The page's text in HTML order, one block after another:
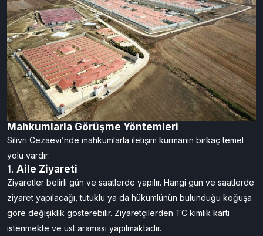
Mahkumlarla Görüşme Yöntemleri
Silivri Cezaevi’nde mahkumlarla iletişim kurmanın birkaç temel
yolu vardır:
1. Aile Ziyareti
Ziyaretler belirli gün ve saatlerde yapılır. Hangi gün ve saatlerde
ziyaret yapılacağı, tutuklu ya da hükümlünün bulunduğu koğuşa
göre değişiklik gösterebilir. Ziyaretçilerden TC kimlik kartı
istenmekte ve üst araması yapılmaktadır.